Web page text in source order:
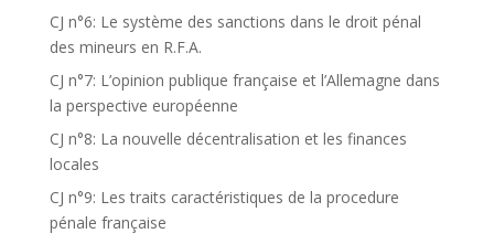
CJ n°6: Le système des sanctions dans le droit pénal
des mineurs en R.F.A.
CJ n°7: L’opinion publique française et l’Allemagne dans
la perspective européenne
CJ n°8: La nouvelle décentralisation et les finances
locales
CJ n°9: Les traits caractéristiques de la procedure
pénale française